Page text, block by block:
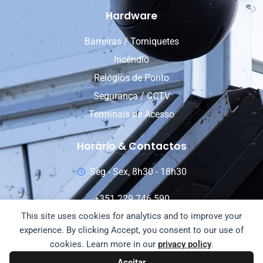
This site uses cookies for analytics and to improve your
experience. By clicking Accept, you consent to our use of
cookies. Learn more in our privacy policy.
Hardware
Barreiras / Torniquetes
Incêndio
Relógios de Ponto
Segurança / CCTV
Terminais de Acesso
Horário & Contactos
Seg - Sex, 8h30 - 18h30
+351 229 746 590
+351 911 789 834
info@fujiline.pt